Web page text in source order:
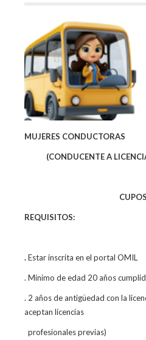
MUJERES CONDUCTORAS
(CONDUCENTE A
CUPOS
REQUISITOS:
.Estar inscrita en el portal OMIL
. Mínimo de edad 20 años
. 2 años de antigüedad con la
aceptan licencias
profesionales previas)